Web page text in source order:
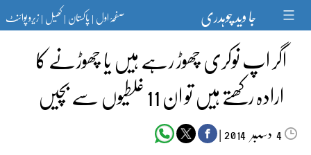
content جا وید چوہدری صفحۂ اول|پاکستان|کھیل|زیرو پوائنٹ
اگر اپ نوکری چھوڑ رہے ہیں یا چھوڑنے کا
ارادہ رکھتے ہیں تو ان 11 غلطیوں سے بچیں
4دسمبر‬‮ |